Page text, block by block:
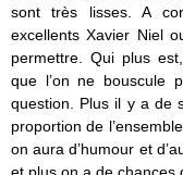
sont très lisses. A
excellents Xavier Niel
permettre. Qui plus
que l’on ne bouscule
question. Plus il y a de
proportion de
on aura d’humour et